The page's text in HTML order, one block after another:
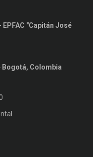
"Capitán José
Bogotá, Colombia